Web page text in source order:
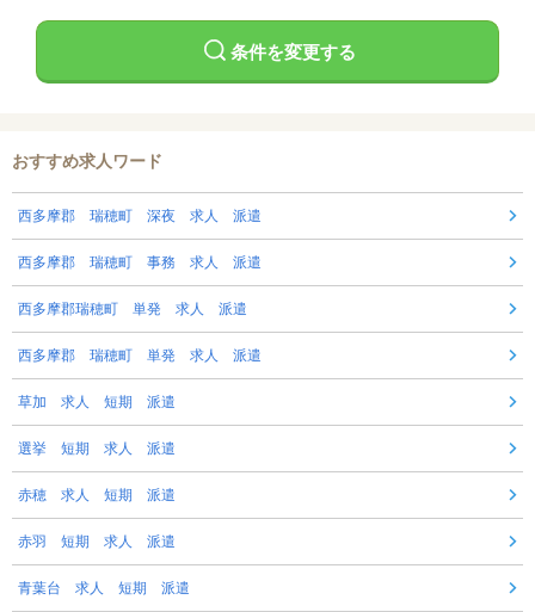
条件を変更する
おすすめ求人ワード
西多摩郡 瑞穂町 深夜 求人 派遣
西多摩郡 瑞穂町 事務 求人 派遣
西多摩郡瑞穂町 単発 求人 派遣
西多摩郡 瑞穂町 単発 求人 派遣
草加 求人 短期 派遣
選挙 短期 求人 派遣
赤穂 求人 短期 派遣
赤羽 短期 求人 派遣
青葉台 求人 短期 派遣